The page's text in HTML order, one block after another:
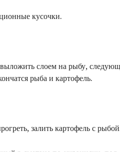
кусочки.
слоем на рыбу,
рыба и картофель.
залить картофель с